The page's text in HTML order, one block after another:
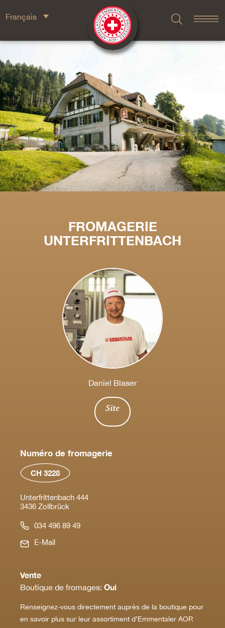
Français
FROMAGERIE
UNTERFRITTENBACH
Daniel Blaser
Site
Numéro de fromagerie
CH 3228
Unterfrittenbach 444
3436 Zollbrück
034 496 89 49
E-Mail
Vente
Boutique de fromages: Oui
Renseignez-vous directement auprès de la boutique pour
en savoir plus sur leur assortiment d’Emmentaler AOP.